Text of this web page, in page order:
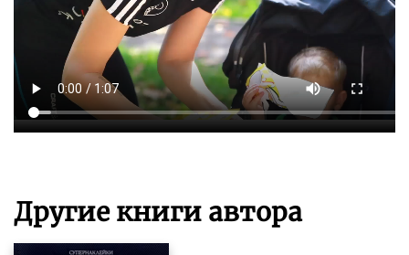
Другие книги автора